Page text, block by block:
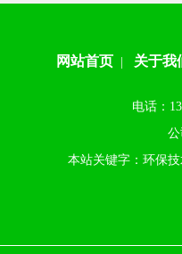
网站首页 关于我
电话：
本站关键字：环保